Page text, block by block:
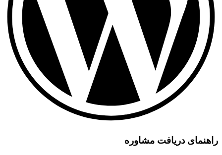
راهنمای دریافت مشاوره